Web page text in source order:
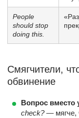
People
should stop
doing this.
Смягчители,
обвинение
Вопрос вместо
check?— мягче,